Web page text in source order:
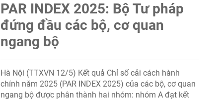
PAR INDEX 2025: Bộ Tư pháp
đứng đầu các bộ, cơ quan
ngang bộ
Hà Nội (TTXVN 12/5) Kết quả Chỉ số cải cách hành
chính năm 2025 (PAR INDEX 2025) của các bộ, cơ quan
ngang bộ được phân thành hai nhóm: nhóm A đạt kết